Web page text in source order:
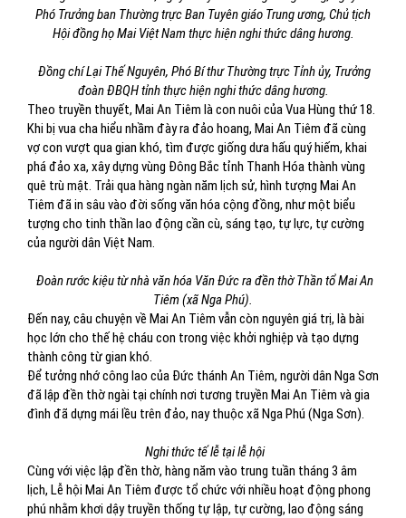
Phó Trưởng ban Thường trực Ban Tuyên giáo Trung ương, Chủ tịch
Hội đồng họ Mai Việt Nam thực hiện nghi thức dâng hương.
Đồng chí Lại Thế Nguyên, Phó Bí thư Thường trực Tỉnh ủy, Trưởng
đoàn ĐBQH tỉnh thực hiện nghi thức dâng hương.
Theo truyền thuyết, Mai An Tiêm là con nuôi của Vua Hùng thứ 18.
Khi bị vua cha hiểu nhầm đày ra đảo hoang, Mai An Tiêm đã cùng
vợ con vượt qua gian khó, tìm được giống dưa hấu quý hiếm, khai
phá đảo xa, xây dựng vùng Đông Bắc tỉnh Thanh Hóa thành vùng
quê trù mật. Trải qua hàng ngàn năm lịch sử, hình tượng Mai An
Tiêm đã in sâu vào đời sống văn hóa cộng đồng, như một biểu
tượng cho tinh thần lao động cần cù, sáng tạo, tự lực, tự cường
của người dân Việt Nam.
Đoàn rước kiệu từ nhà văn hóa Văn Đức ra đền thờ Thần tổ Mai An
Tiêm (xã Nga Phú).
Đến nay, câu chuyện về Mai An Tiêm vẫn còn nguyên giá trị, là bài
học lớn cho thế hệ cháu con trong việc khởi nghiệp và tạo dựng
thành công từ gian khó.
Để tưởng nhớ công lao của Đức thánh An Tiêm, người dân Nga Sơn
đã lập đền thờ ngài tại chính nơi tương truyền Mai An Tiêm và gia
đình đã dựng mái lều trên đảo, nay thuộc xã Nga Phú (Nga Sơn).
Nghi thức tế lễ tại lễ hội
Cùng với việc lập đền thờ, hàng năm vào trung tuần tháng 3 âm
lịch, Lễ hội Mai An Tiêm được tổ chức với nhiều hoạt động phong
phú nhằm khơi dậy truyền thống tự lập, tự cường, lao động sáng